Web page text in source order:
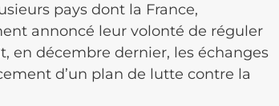
pays dont la France,
annoncé leur volonté de réguler
en décembre dernier, les échanges
d’un plan de lutte contre la